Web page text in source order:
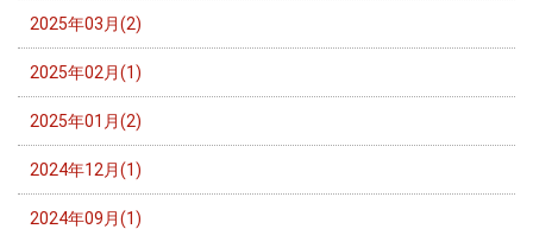
2025年03月(2)
2025年02月(1)
2025年01月(2)
2024年12月(1)
2024年09月(1)